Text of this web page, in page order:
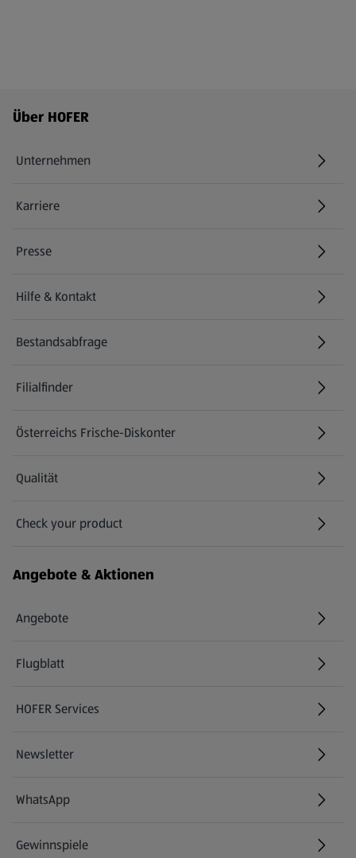
Fußzeilenmenü - weitere Links
Über HOFER
Unternehmen
Karriere
(öffnet in einem neuen Tab)
Presse
Hilfe & Kontakt
(öffnet in einem neuen Tab)
Bestandsabfrage
(öffnet in einem neuen Tab)
Filialfinder
Österreichs Frische-Diskonter
Qualität
Check your product
(öffnet in einem neuen Tab)
Angebote & Aktionen
Angebote
Flugblatt
HOFER Services
Newsletter
WhatsApp
Gewinnspiele